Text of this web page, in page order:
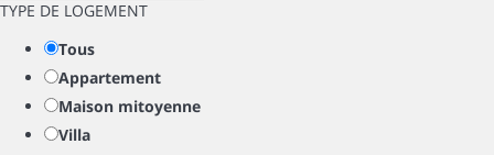
TYPE DE LOGEMENT
Tous
Appartement
Maison mitoyenne
Villa